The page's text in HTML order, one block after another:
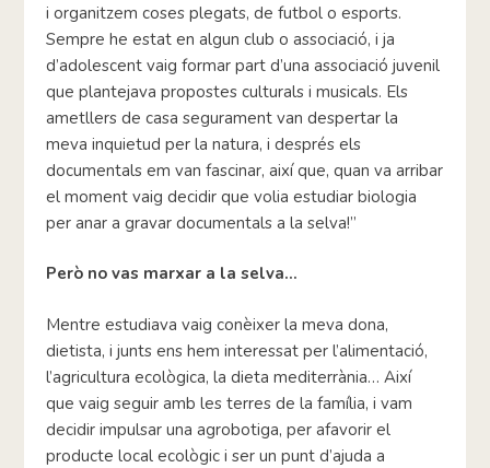
i organitzem coses plegats, de futbol o esports.
Sempre he estat en algun club o associació, i ja
d’adolescent vaig formar part d’una associació juvenil
que plantejava propostes culturals i musicals. Els
ametllers de casa segurament van despertar la
meva inquietud per la natura, i després els
documentals em van fascinar, així que, quan va arribar
el moment vaig decidir que volia estudiar biologia
per anar a gravar documentals a la selva!”
Però no vas marxar a la selva…
Mentre estudiava vaig conèixer la meva dona,
dietista, i junts ens hem interessat per l’alimentació,
l’agricultura ecològica, la dieta mediterrània… Així
que vaig seguir amb les terres de la família, i vam
decidir impulsar una agrobotiga, per afavorir el
producte local ecològic i ser un punt d’ajuda a